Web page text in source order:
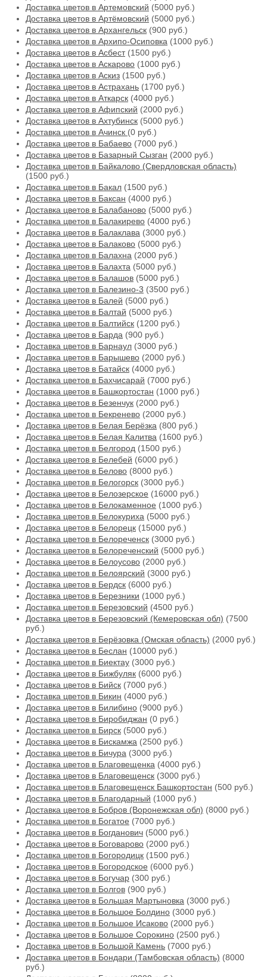
Доставка цветов в Артемовский (5000 руб.)
Доставка цветов в Артёмовский (5000 руб.)
Доставка цветов в Архангельск (900 руб.)
Доставка цветов в Архипо-Осиповка (1000 руб.)
Доставка цветов в Асбест(1500 руб.)
Доставка цветов в Аскарово (1000 руб.)
Доставка цветов в Аскиз (1500 руб.)
Доставка цветов в Астрахань (1700 руб.)
Доставка цветов в Аткарск (4000 руб.)
Доставка цветов в Афипский (2000 руб.)
Доставка цветов в Ахтубинск (5000 руб.)
Доставка цветов в Ачинск (0 руб.)
Доставка цветов в Бабаево (7000 руб.)
Доставка цветов в Базарный Сызган (2000 руб.)
Доставка цветов в Байкалово (Свердловская область)
(1500 руб.)
Доставка цветов в Бакал (1500 руб.)
Доставка цветов в Баксан (4000 руб.)
Доставка цветов в Балабаново (5000 руб.)
Доставка цветов в Балакирево (4000 руб.)
Доставка цветов в Балаклава (3000 руб.)
Доставка цветов в Балаково (5000 руб.)
Доставка цветов в Балахна (2000 руб.)
Доставка цветов в Балахта (5000 руб.)
Доставка цветов в Балашов (5000 руб.)
Доставка цветов в Балезино-3 (3500 руб.)
Доставка цветов в Балей (5000 руб.)
Доставка цветов в Балтай (5000 руб.)
Доставка цветов в Балтийск (1200 руб.)
Доставка цветов в Барда (900 руб.)
Доставка цветов в Барнаул (3000 руб.)
Доставка цветов в Барышево (2000 руб.)
Доставка цветов в Батайск (4000 руб.)
Доставка цветов в Бахчисарай (7000 руб.)
Доставка цветов в Башкортостан (1000 руб.)
Доставка цветов в Безенчук (2000 руб.)
Доставка цветов в Бекренево (2000 руб.)
Доставка цветов в Белая Берёзка (800 руб.)
Доставка цветов в Белая Калитва (1600 руб.)
Доставка цветов в Белгород (1500 руб.)
Доставка цветов в Белебей (6000 руб.)
Доставка цветов в Белово (8000 руб.)
Доставка цветов в Белогорск (3000 руб.)
Доставка цветов в Белозерское (16000 руб.)
Доставка цветов в Белокаменное (1000 руб.)
Доставка цветов в Белокуриха (5000 руб.)
Доставка цветов в Белорецк (15000 руб.)
Доставка цветов в Белореченск (3000 руб.)
Доставка цветов в Белореченский (5000 руб.)
Доставка цветов в Белоусово (2000 руб.)
Доставка цветов в Белоярский (3000 руб.)
Доставка цветов в Бердск (6000 руб.)
Доставка цветов в Березники (1000 руб.)
Доставка цветов в Березовский (4500 руб.)
Доставка цветов в Березовский (Кемеровская обл) (7500
руб.)
Доставка цветов в Берёзовка (Омская область) (2000 руб.)
Доставка цветов в Беслан (10000 руб.)
Доставка цветов в Биектау (3000 руб.)
Доставка цветов в Бижбуляк (6000 руб.)
Доставка цветов в Бийск (7000 руб.)
Доставка цветов в Бикин (4000 руб.)
Доставка цветов в Билибино (9000 руб.)
Доставка цветов в Биробиджан (0 руб.)
Доставка цветов в Бирск (5000 руб.)
Доставка цветов в Бискамжа (2500 руб.)
Доставка цветов в Бичура (3000 руб.)
Доставка цветов в Благовещенка (4000 руб.)
Доставка цветов в Благовещенск (3000 руб.)
Доставка цветов в Благовещенск Башкортостан (500 руб.)
Доставка цветов в Благодарный (1000 руб.)
Доставка цветов в Бобров (Воронежская обл) (8000 руб.)
Доставка цветов в Богатое (7000 руб.)
Доставка цветов в Богданович (5000 руб.)
Доставка цветов в Боговарово (2000 руб.)
Доставка цветов в Богородицк (1500 руб.)
Доставка цветов в Богородское (6000 руб.)
Доставка цветов в Богучар (300 руб.)
Доставка цветов в Болгов (900 руб.)
Доставка цветов в Большая Мартыновка (3000 руб.)
Доставка цветов в Большое Болдино (3000 руб.)
Доставка цветов в Большое Исаково (2000 руб.)
Доставка цветов в Большое Сорокино (2500 руб.)
Доставка цветов в Большой Камень (7000 руб.)
Доставка цветов в Бондари (Тамбовская область) (8000
руб.)